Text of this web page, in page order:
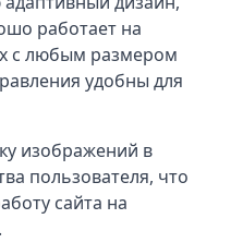
работает на
с любым размером
удобны для
изображений в
пользователя, что
сайта на